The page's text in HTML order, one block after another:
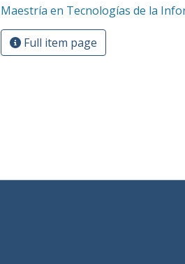
Maestría en Tecnologías de la
Full item page